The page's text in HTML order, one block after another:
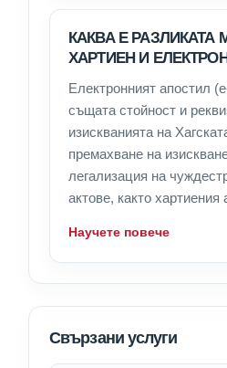
КАКВА Е РАЗЛИКАТА
ХАРТИЕН И
Електронният апостил
същата стойност и
изискванията на
премахване на
легализация на
актове, както хартиения
Научете повече
Свързани услуги